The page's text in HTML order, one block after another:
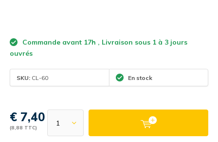
Commande avant 17h , Livraison sous 1 à 3 jours
ouvrés
SKU: CL-60 En stock
€ 7,40
(8,88 TTC)